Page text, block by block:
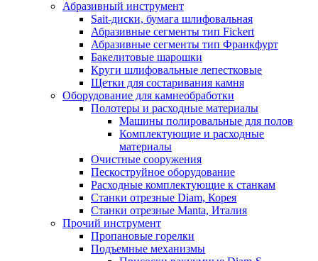
Абразивный инструмент
Sait-диски, бумага шлифовальная
Абразивные сегменты тип Fickert
Абразивные сегменты тип Франкфурт
Бакелитовые шарошки
Круги шлифовальные лепестковые
Щетки для состаривания камня
Оборудование для камнеобработки
Полотеры и расходные материалы
Машины полировальные для полов
Комплектующие и расходные
материалы
Очистные сооружения
Пескоструйное оборудование
Расходные комплектующие к станкам
Станки отрезные Diam, Корея
Станки отрезные Manta, Италия
Прочий инструмент
Пропановые горелки
Подъeмные механизмы